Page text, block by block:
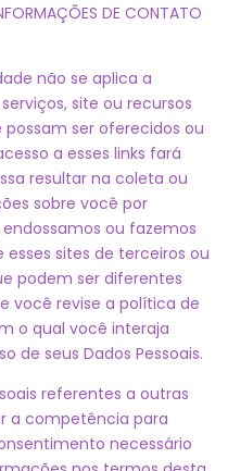
DE CONTATO
não se aplica a
site ou recursos
ser oferecidos ou
a esses links fará
resultar na coleta ou
sobre você por
ou fazemos
sites de terceiros ou
podem ser diferentes
você revise a política de
o qual você interaja
de seus Dados Pessoais.
referentes a outras
a competência para
necessário